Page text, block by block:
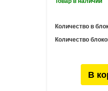
Количество в
Количество